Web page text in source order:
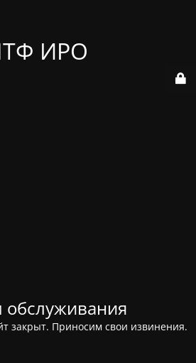
ИРО
закрыт. Приносим свои извинения.